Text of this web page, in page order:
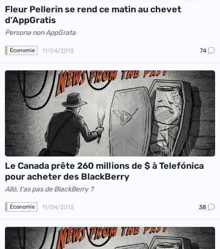
Fleur Pellerin se rend ce matin au chevet
d’AppGratis
Persona non AppGrata
Économie 11/04/2013 74
Le Canada prête 260 millions de $ à Telefónica
pour acheter des BlackBerry
Alló, t'as pas de BlackBerry ?
Économie 11/04/2013 38